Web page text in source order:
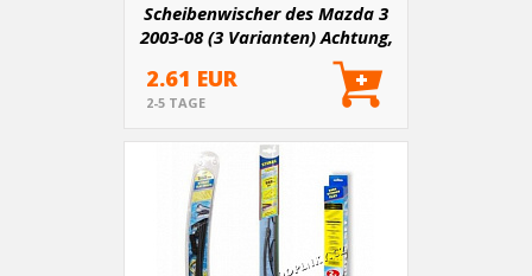
Scheibenwischer des Mazda 3
2003-08 (3 Varianten) Achtung,
der Beifahrerwischer ist 450
mm groß
2.61 EUR
2-5 TAGE